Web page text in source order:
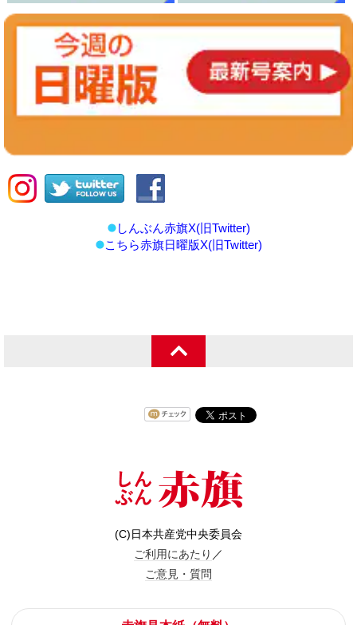
しんぶん赤旗X(旧Twitter)
こちら赤旗日曜版X(旧Twitter)
(C)日本共産党中央委員会
ご利用にあたり ／
ご意見・質問